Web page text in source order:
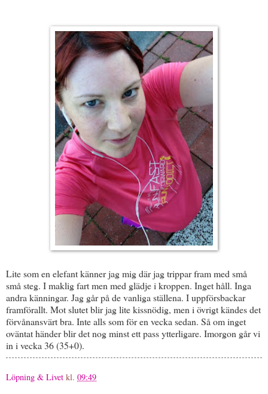
Lite som en elefant känner jag mig där jag trippar fram med små
små steg. I maklig fart men med glädje i kroppen. Inget håll. Inga
andra känningar. Jag går på de vanliga ställena. I uppförsbackar
framförallt. Mot slutet blir jag lite kissnödig, men i övrigt kändes det
förvånansvärt bra. Inte alls som för en vecka sedan. Så om inget
oväntat händer blir det nog minst ett pass ytterligare. Imorgon går vi
in i vecka 36 (35+0).
Löpning & Livet kl. 09:49